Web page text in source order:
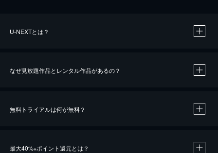
U-NEXTとは？
なぜ見放題作品とレンタル作品があるの？
無料トライアルは何が無料？
最大40%※ポイント還元とは？